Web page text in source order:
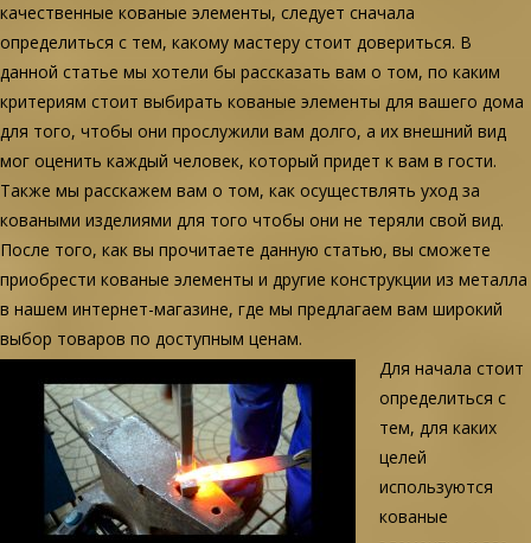
качественные кованые элементы, следует сначала
определиться с тем, какому мастеру стоит довериться. В
данной статье мы хотели бы рассказать вам о том, по каким
критериям стоит выбирать кованые элементы для вашего дома
для того, чтобы они прослужили вам долго, а их внешний вид
мог оценить каждый человек, который придет к вам в гости.
Также мы расскажем вам о том, как осуществлять уход за
коваными изделиями для того чтобы они не теряли свой вид.
После того, как вы прочитаете данную статью, вы сможете
приобрести кованые элементы и другие конструкции из металла
в нашем интернет-магазине, где мы предлагаем вам широкий
выбор товаров по доступным ценам.
Для начала стоит
определиться с
тем, для каких
целей
используются
кованые